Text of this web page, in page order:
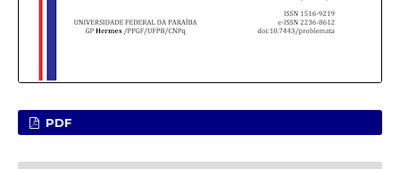
PDF